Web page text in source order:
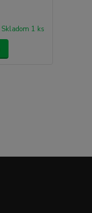
Skladom 1 ks